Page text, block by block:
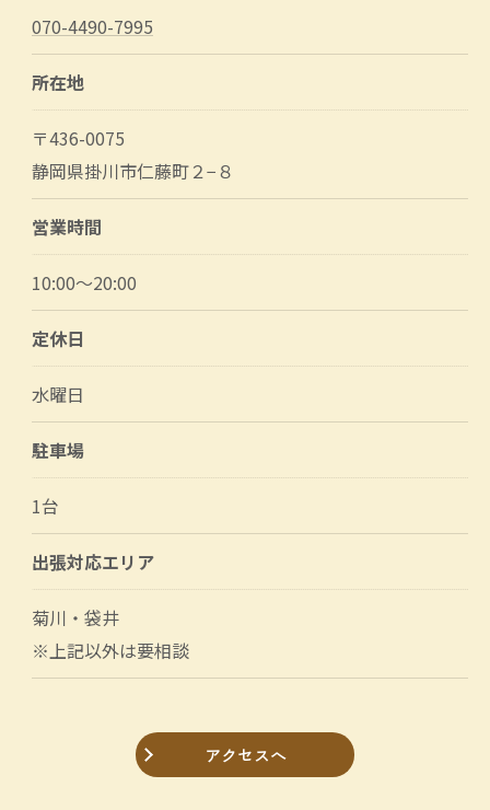
070-4490-7995
所在地
〒436-0075
静岡県掛川市仁藤町２−８
営業時間
10:00～20:00
定休日
水曜日
駐車場
1台
出張対応エリア
菊川・袋井
※上記以外は要相談
アクセスへ